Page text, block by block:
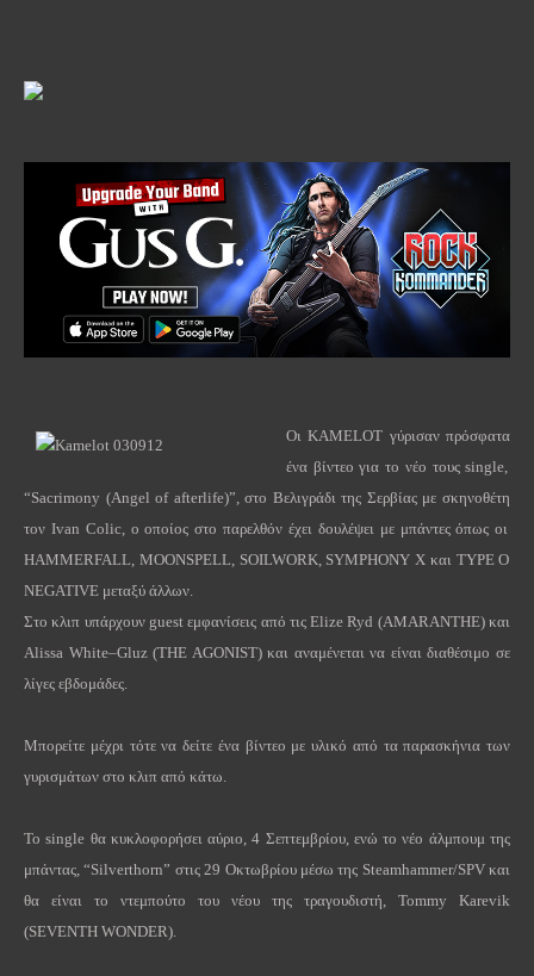
Οι KAMELOT γύρισαν πρόσφατα
ένα βίντεο για το νέο τουςsingle,
“Sacrimony (Angel of afterlife)”,στο Βελιγράδι της Σερβίας με σκηνοθέτη
τον Ivan Colic, ο οποίος στο παρελθόν έχει δουλέψει με μπάντες όπως οι
HAMMERFALL, MOONSPELL, SOILWORK, SYMPHONY X και TYPE O
NEGATIVE μεταξύ άλλων
Στο κλιπ υπάρχουν guest εμφανίσεις από τιςElize Ryd (AMARANTHE) και
Alissa White–Gluz(THE AGONIST) και αναμένεται να είναι διαθέσιμο σε
λίγες εβδομάδες.
Μπορείτε μέχρι τότε να δείτε ένα βίντεο με υλικό από τα παρασκήνια των
γυρισμάτων στο κλιπ από κάτω.
Τοsingle θα κυκλοφορήσει αύριο, 4 Σεπτεμβρίου, ενώ το νέο άλμπουμ της
μπάντας, “Silverthorn” στις 29 Οκτωβρίου μέσω της Steamhammer/SPV και
θα είναι το ντεμπούτο του νέου της τραγουδιστή, Tommy
Karevik
(SEVENTH WONDER).